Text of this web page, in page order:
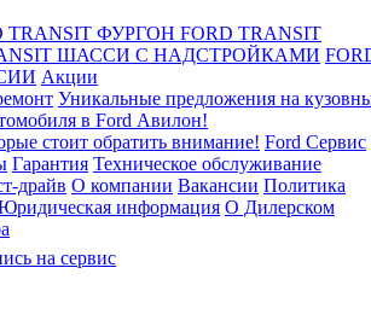
TRANSIT ФУРГОН FORD TRANSIT
ШАССИ С НАДСТРОЙКАМИ
Акции
Уникальные предложения на
в Ford Авилон!
стоит обратить внимание! Ford Сервис
Гарантия Техническое обслуживание
драйв О компании Вакансии Политика
информация О Дилерском
на сервис